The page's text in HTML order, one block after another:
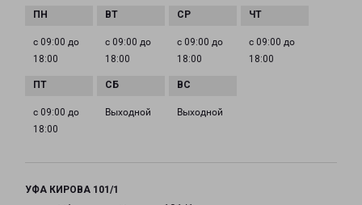
с 09:00 до
18:00
с 09:00 до
18:00
с 09:00 до
18:00
с 09:00 до
18:00
с 09:00 до
18:00
Выходной Выходной
УФА КИРОВА 101/1